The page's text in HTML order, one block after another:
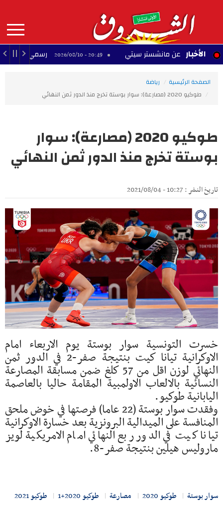
contenu
principal
MAIN
NAVIGATION الأخبار
عن مانشستر سيتي 20:49 - 2026/08/10 رسمي.. بركات الحميدي
الصفحة الرئيسية
رياضة
طوكيو 2020 (مصارعة): سوار بوستة تخرج منذ الدور ثمن النهائي
طوكيو 2020 (مصارعة): سوار
بوستة تخرج منذ الدور ثمن النهائي
تاريخ النشر : 10:27 - 2021/08/04
خسرت التونسية سوار بوستة يوم الاربعاء امام
الاوكرانية تيانا كيت بنتيجة صفر-2 في الدور ثمن
النهائي لوزن اقل من 57 كلغ ضمن مسابقة المصارعة
النسائية بالالعاب الاولمبية المقامة حاليا بالعاصمة
اليابانية طوكيو.
وفقدت سوار بوستة (22 عاما) فرصتها في خوض ملحق
المنافسة على الميدالية البرونزية بعد خسارة الاوكرانية
تيانا كيت في الدور ربع النهائي امام الامريكية لويز
ماروليس هيلين بنتيجة صفر-8.
سوار بوستة طوكيو 2020 مصارعة طوكيو 2020+1 طوكيو 2021